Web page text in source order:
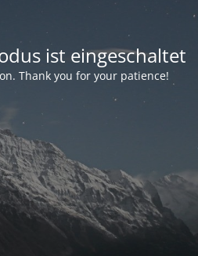
ist eingeschaltet
Thank you for your patience!